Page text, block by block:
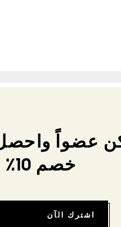
عضواً
خصم 10٪
اشترك الآن